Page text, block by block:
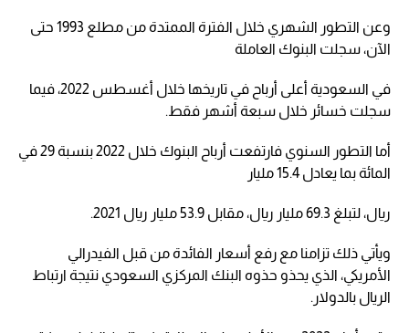
وعن التطور الشهري خلال الفترة الممتدة من مطلع 1993 حتى
الآن، سجلت البنوك العاملة
في السعودية أعلى أرباح في تاريخها خلال أغسطس 2022، فيما
سجلت خسائر خلال سبعة أشهر فقط.
أما التطور السنوي فارتفعت أرباح البنوك خلال 2022 بنسبة 29 في
المائة بما يعادل 15.4 مليار
ريال، لتبلغ 69.3 مليار ريال، مقابل 53.9 مليار ريال 2021.
ويأتي ذلك تزامنا مع رفع أسعار الفائدة من قبل الفيدرالي
الأمريكي، الذي يحذو حذوه البنك المركزي السعودي نتيجة ارتباط
الريال بالدولار.